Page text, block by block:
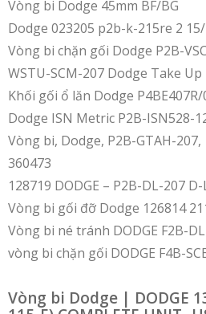
Vòng bi Dodge 45mm BF/BG
Dodge 023205 p2b-k-215re 2
Vòng bi chặn gối Dodge P2B-
WSTU-SCM-207 Dodge Take
Khối gối ổ lăn Dodge P4BE407R/
Dodge ISN Metric P2B-ISN528-
Vòng bi, Dodge, P2B-GTAH-
360473
128719 DODGE – P2B-DL-207 D-
Vòng bi gối đỡ Dodge 126814
Vòng bi né tránh DODGE F2B-
vòng bi chặn gối DODGE F4B-
Vòng bi Dodge | DODGE